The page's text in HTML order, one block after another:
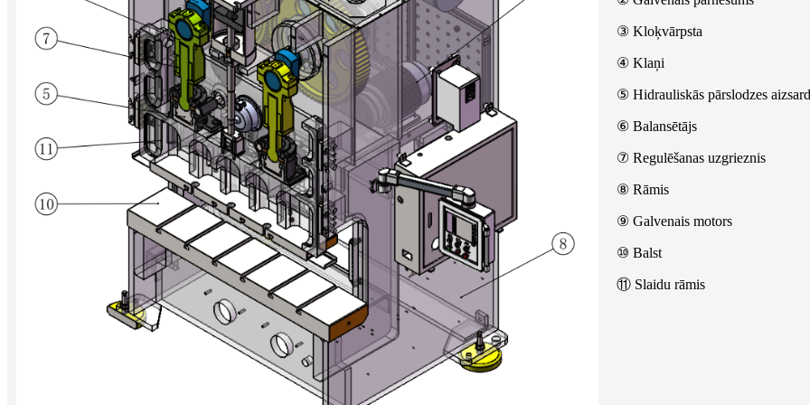
③ Kloķvārpsta
④ Klaņi
⑤ Hidrauliskās pārslodzes
⑥ Balansētājs
⑦ Regulēšanas uzgrieznis
⑧ Rāmis
⑨ Galvenais motors
⑩ Balst
⑪ Slaidu rāmis